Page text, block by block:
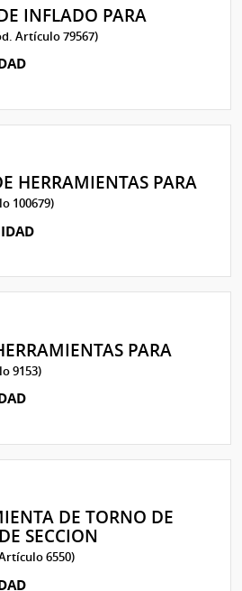
INFLADO PARA
Artículo 79567)
HERRAMIENTAS PARA
100679)
PARA
9153)
DE TORNO DE
SECCION
6550)